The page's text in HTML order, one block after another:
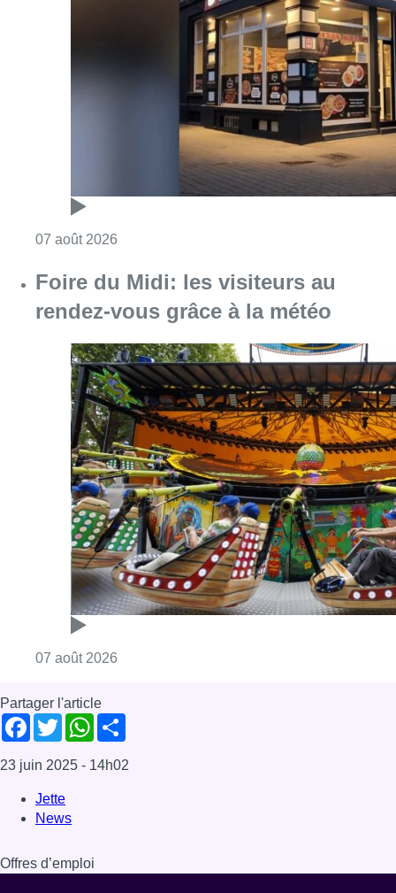
07 août 2026
Foire du Midi: les visiteurs au
rendez-vous grâce à la météo
07 août 2026
Partager l'article
Facebook
TwitterWhatsApp
23 juin 2025 - 14h02
Jette
News
Offres d’emploi